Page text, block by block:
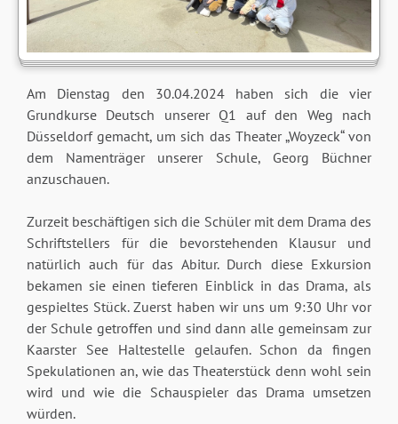
Am Dienstag den 30.04.2024 haben sich die vier
Grundkurse Deutsch unserer Q1 auf den Weg nach
Düsseldorf gemacht, um sich das Theater „Woyzeck“ von
dem Namenträger unserer Schule, Georg Büchner
anzuschauen.
Zurzeit beschäftigen sich die Schüler mit dem Drama des
Schriftstellers für die bevorstehenden Klausur und
natürlich auch für das Abitur. Durch diese Exkursion
bekamen sie einen tieferen Einblick in das Drama, als
gespieltes Stück. Zuerst haben wir uns um 9:30 Uhr vor
der Schule getroffen und sind dann alle gemeinsam zur
Kaarster See Haltestelle gelaufen. Schon da fingen
Spekulationen an, wie das Theaterstück denn wohl sein
wird und wie die Schauspieler das Drama umsetzen
würden.